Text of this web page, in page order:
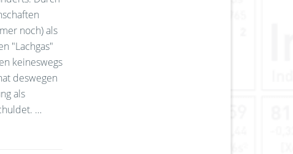
noch) als
"Lachgas"
keineswegs
deswegen
als
…